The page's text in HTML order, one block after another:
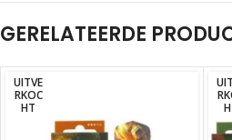
GERELATEERDE
UITVE
RKOC
HT